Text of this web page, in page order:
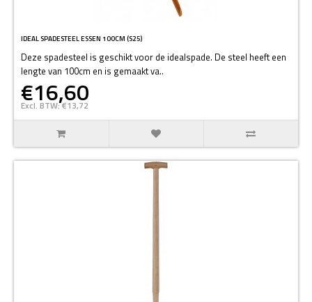
IDEAL SPADESTEEL ESSEN 100CM (S25)
Deze spadesteel is geschikt voor de idealspade. De steel heeft een
lengte van 100cm en is gemaakt va..
€16,60
Excl. BTW: €13,72